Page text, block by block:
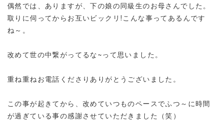
偶然では、ありますが、下の娘の同級生のお母さんでした。
取りに伺ってからお互いビックリ!こんな事ってあるんです
ね～。
改めて世の中繋がってるな~って思いました。
重ね重ねお電話くださりありがとうございました。
この事が起きてから、改めていつものペースでふつ～に時間
が過ぎている事の感謝させていただきました（笑）